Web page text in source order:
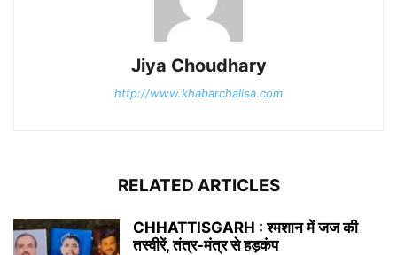
Jiya Choudhary
http://www.khabarchalisa.com
RELATED ARTICLES
CHHATTISGARH : श्मशान में जज की
तस्वीरें, तंत्र-मंत्र से हड़कंप